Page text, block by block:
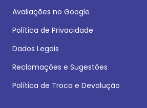
Avaliações no Google
Política de Privacidade
Dados Legais
Reclamações e Sugestões
Política de Troca e Devolução